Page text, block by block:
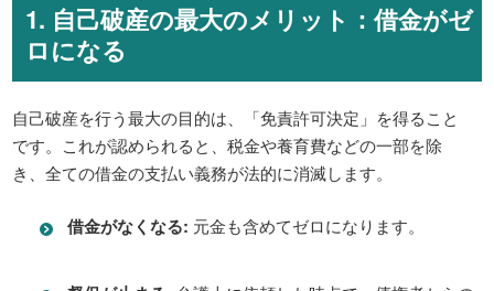
1. 自己破産の最大のメリット：借金がゼ
ロになる
自己破産を行う最大の目的は、「免責許可決定」を得ること
です。これが認められると、税金や養育費などの一部を除
き、全ての借金の支払い義務が法的に消滅します。
借金がなくなる: 元金も含めてゼロになります。